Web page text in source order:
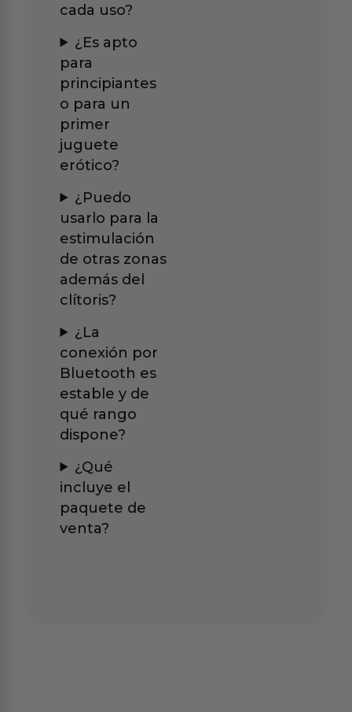
cada uso?
¿Es apto
para
principiantes
o para un
primer
juguete
erótico?
¿Puedo
usarlo para la
estimulación
de otras zonas
además del
clítoris?
¿La
conexión por
Bluetooth es
estable y de
qué rango
dispone?
¿Qué
incluye el
paquete de
venta?